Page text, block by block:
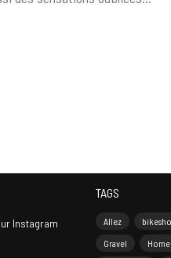
Instagram
TAGS
Allez
Gravel